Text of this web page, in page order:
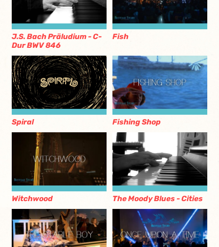
J.S. Bach Präludium - C-
Dur BWV 846
Fish
Spiral Fishing Shop
Witchwood The Moody Blues - Cities